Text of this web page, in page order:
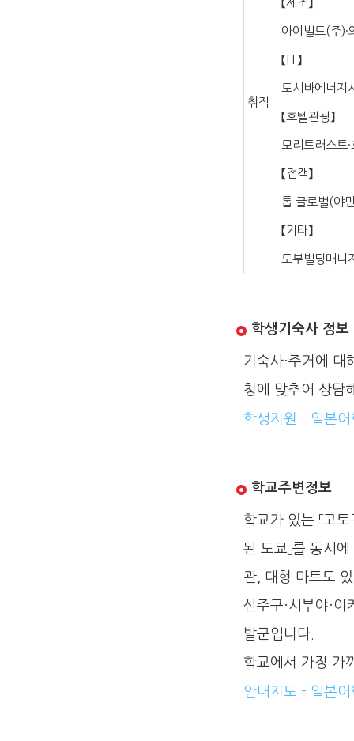
취직
【제조】
아이빌드(주)·
【IT】
도시바에너지
【호텔관광】
모리트러스트
【접객】
톱 글로벌(야
【기타】
도부빌딩매니
학생기숙사 정보
기숙사·주거에 대
청에 맞추어 상담
학생지원 - 일본
학교주변정보
학교가 있는 「고
된 도쿄」를 동시
관, 대형 마트도
신주쿠·시부야·
발군입니다.
학교에서 가장 가
안내지도 - 일본